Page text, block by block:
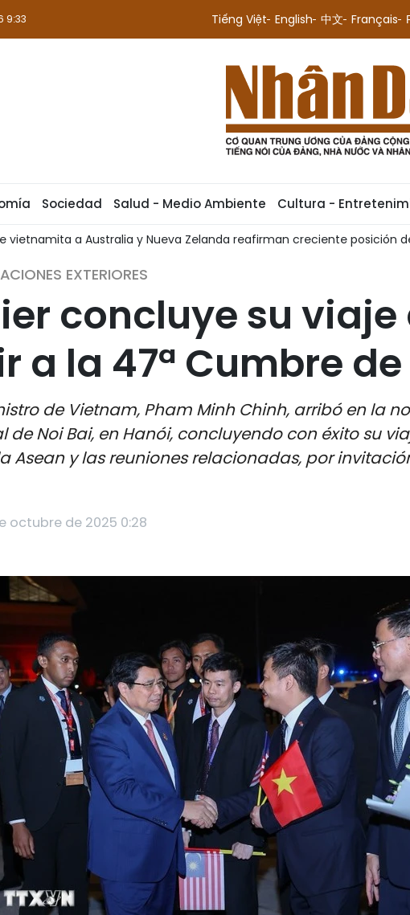
9:33 Tiếng Việt English 中文 Français
Sociedad Salud - Medio Ambiente Cultura -
a Australia y Nueva Zelanda reafirman creciente posición de
EXTERIORES
concluye su
a la 47ª Cumbre
de Vietnam, Pham Minh Chinh, arribó en la
de Noi Bai, en Hanói, concluyendo con éxito su
Asean y las reuniones relacionadas, por
octubre de 2025 0:28